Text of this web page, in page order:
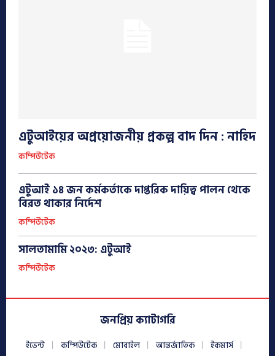
এটুআইয়ের অপ্রয়োজনীয় প্রকল্প বাদ দিন : নাহিদ
কম্পিউটেক
এটুআই ১৪ জন কর্মকর্তাকে দাপ্তরিক দায়িত্ব পালন থেকে
বিরত থাকার নির্দেশ
কম্পিউটেক
সালতামামি ২০২৩: এটুআই
কম্পিউটেক
জনপ্রিয় ক্যাটাগরি
ইভেন্ট কম্পিউটেক মোবাইল আন্তর্জাতিক
ইকমার্স